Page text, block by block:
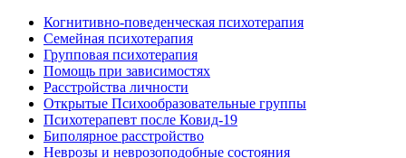
Когнитивно-поведенческая психотерапия
Семейная психотерапия
Групповая психотерапия
Помощь при зависимостях
Расстройства личности
Открытые Психообразовательные группы
Психотерапевт после Ковид-19
Биполярное расстройство
Неврозы и неврозоподобные состояния